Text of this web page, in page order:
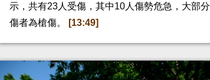
示，共有23人受傷，其中10人傷勢危急，大部分
傷者為槍傷。
[13:49]